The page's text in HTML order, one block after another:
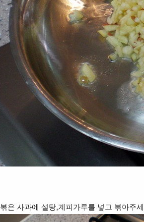
볶은 사과에 설탕,계피가루를 넣고 볶아주